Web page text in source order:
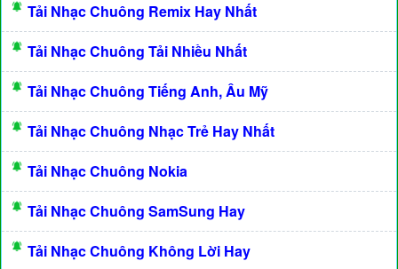
Tải Nhạc Chuông Remix Hay Nhất
Tải Nhạc Chuông Tải Nhiều Nhất
Tải Nhạc Chuông Tiếng Anh, Âu Mỹ
Tải Nhạc Chuông Nhạc Trẻ Hay Nhất
Tải Nhạc Chuông Nokia
Tải Nhạc Chuông SamSung Hay
Tải Nhạc Chuông Không Lời Hay